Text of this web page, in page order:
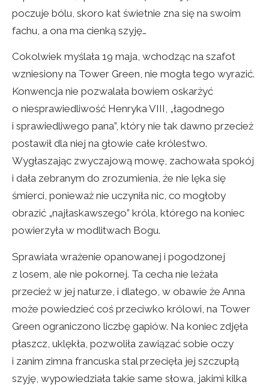
poczuje bólu, skoro kat świetnie zna się na swoim
fachu, a ona ma cienką szyję…
Cokolwiek myślała 19 maja, wchodząc na szafot
wzniesiony na Tower Green, nie mogła tego wyrazić.
Konwencja nie pozwalała bowiem oskarżyć
o niesprawiedliwość Henryka VIII, „łagodnego
i sprawiedliwego pana”, który nie tak dawno przecież
postawił dla niej na głowie całe królestwo.
Wygłaszając zwyczajową mowę, zachowała spokój
i dała zebranym do zrozumienia, że nie lęka się
śmierci, ponieważ nie uczyniła nic, co mogłoby
obrazić „najłaskawszego” króla, którego na koniec
powierzyła w modlitwach Bogu.
Sprawiała wrażenie opanowanej i pogodzonej
z losem, ale nie pokornej. Ta cecha nie leżała
przecież w jej naturze, i dlatego, w obawie że Anna
może powiedzieć coś przeciwko królowi, na Tower
Green ograniczono liczbę gapiów. Na koniec zdjęła
płaszcz, uklękła, pozwoliła zawiązać sobie oczy
i zanim zimna francuska stal przecięła jej szczupłą
szyję, wypowiedziała takie same słowa, jakimi kilka